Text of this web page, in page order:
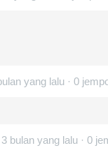
yang lalu · 0
bulan yang lalu · 0